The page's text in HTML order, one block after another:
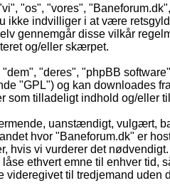
"os", "vores",
ikke indvilliger i at være
gennemgår disse vilkår
og/eller skærpet.
"deres", "phpBB
"GPL") og kan downloades fra
som tilladeligt indhold og/
uanstændigt, vulgært,
hvor "Baneforum.dk" er
hvis vi vurderer det
ethvert emne til enhver
til tredjemand